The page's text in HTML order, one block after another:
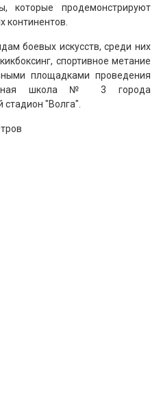
которые продемонстрируют
континентов.
боевых искусств, среди них
спортивное метание
площадками проведения
школа № 3 города
стадион "Волга".